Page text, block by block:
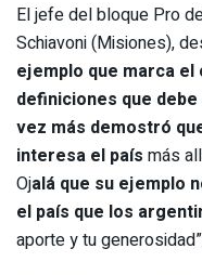
El jefe del bloque Pro
Schiavoni (Misiones),
ejemplo que marca el
definiciones que
vez más demostró
interesa el país más
Ojalá que su ejemplo
el país que los
aporte y tu